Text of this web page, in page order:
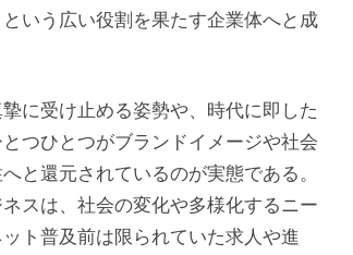
いう広い役割を果たす企業体へと成
に受け止める姿勢や、時代に即した
つひとつがブランドイメージや社会
と還元されているのが実態である。
スは、社会の変化や多様化するニー
ト普及前は限られていた求人や進